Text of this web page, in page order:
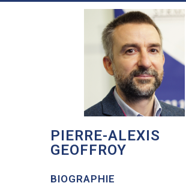
PIERRE-ALEXIS
GEOFFROY
BIOGRAPHIE